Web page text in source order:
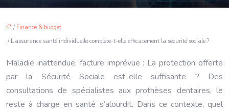
/ Finance & budget
/ L’assurance santé individuelle complète-t-elle efficacement la sécurité sociale ?
Maladie inattendue, facture imprévue : La protection offerte
par la Sécurité Sociale est-elle suffisante ? Des
consultations de spécialistes aux prothèses dentaires, le
reste à charge en santé s’alourdit. Dans ce contexte, quel